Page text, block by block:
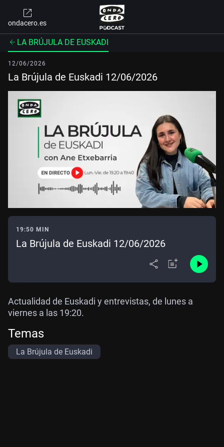
ondacero.es
LA BRÚJULA DE EUSKADI
12/06/2026
La Brújula de Euskadi 12/06/2026
19:50 MIN
La Brújula de Euskadi 12/06/2026
Actualidad de Euskadi y entrevistas, de lunes a
viernes a las 19:20.
Temas
La Brújula de Euskadi